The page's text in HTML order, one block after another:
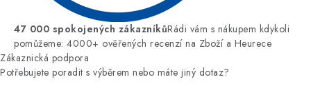
47 000 spokojených zákazníkůRádi vám s nákupem kdykoli
pomůžeme: 4000+ ověřených recenzí na Zboží a Heurece
Zákaznická podpora
Potřebujete poradit s výběrem nebo máte jiný dotaz?